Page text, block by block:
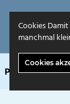
PRINT
Cookies
manchmal
Cookies